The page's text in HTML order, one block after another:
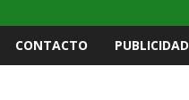
CONTACTO PUBLICIDAD